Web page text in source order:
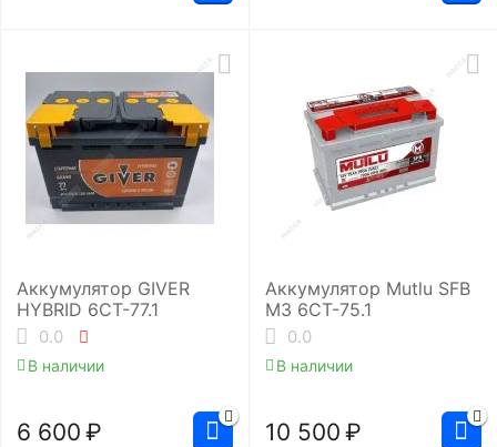
Аккумулятор GIVER
HYBRID 6СТ-77.1
0.0
В наличии
6 600 ₽
Аккумулятор Mutlu SFB
M3 6СТ-75.1
0.0
В наличии
10 500 ₽